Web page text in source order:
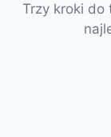
Trzy kroki do